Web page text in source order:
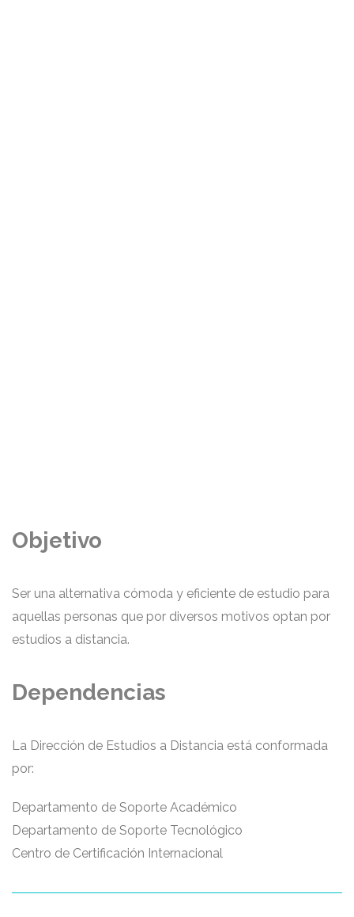
Objetivo
Ser una alternativa cómoda y eficiente de estudio para
aquellas personas que por diversos motivos optan por
estudios a distancia.
Dependencias
La Dirección de Estudios a Distancia está conformada
por:
Departamento de Soporte Académico
Departamento de Soporte Tecnológico
Centro de Certificación Internacional